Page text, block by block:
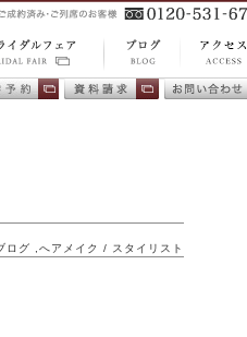
FAIR ブBLOG ACCESS
アクセス
ログ へアメイク / スタイリスト